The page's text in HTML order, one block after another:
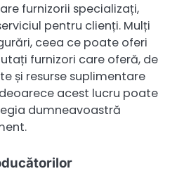
furnizorii specializați,
pentru clienți. Mulți
ceea ce poate oferi
furnizori care oferă, de
și resurse suplimentare
acest lucru poate
dumneavoastră